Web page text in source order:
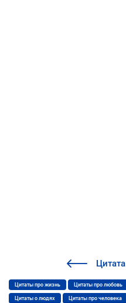
Цитата
Цитаты про жизнь Цитаты про любовь
Цитаты о людях Цитаты про человека